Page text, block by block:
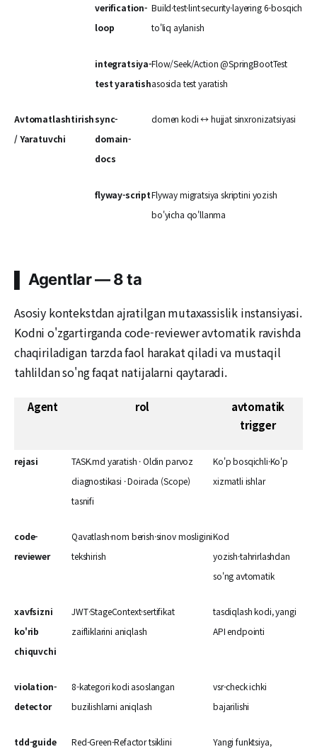
verification-
loop
Build·test·lint·security·layering 6-bosqich
to'liq aylanish
integratsiya-
test yaratish
Flow/Seek/Action @SpringBootTest
asosida test yaratish
Avtomatlashtirish
/ Yaratuvchi
sync-
domain-
docs
domen kodi ↔ hujjat sinxronizatsiyasi
flyway-scriptFlyway migratsiya skriptini yozish
bo'yicha qo'llanma
▌ Agentlar — 8 ta
Asosiy kontekstdan ajratilgan mutaxassislik instansiyasi.
Kodni o'zgartirganda code-reviewer avtomatik ravishda
chaqiriladigan tarzda faol harakat qiladi va mustaqil
tahlildan so'ng faqat natijalarni qaytaradi.
Agent rol
avtomatik
trigger
rejasi
TASK.md yaratish · Oldin parvoz
diagnostikasi · Doirada (Scope)
tasnifi
Ko'p bosqichli·Ko'p
xizmatli ishlar
code-
reviewer
Qavatlash·nom berish·sinov mosligini
tekshirish
Kod
yozish·tahrirlashdan
so'ng avtomatik
xavfsizni
ko'rib
chiquvchi
JWT·StageContext·sertifikat
zaifliklarini aniqlash
tasdiqlash kodi, yangi
API endpointi
violation-
detector
8-kategori kodi asoslangan
buzilishlarni aniqlash
vsr-check ichki
bajarilishi
tdd-guide
Red-Green-Refactor tsiklini
Yangi funktsiya,